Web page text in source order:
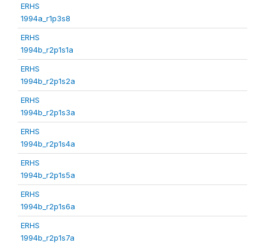
ERHS
1994a_r1p3s8
ERHS
1994b_r2p1s1a
ERHS
1994b_r2p1s2a
ERHS
1994b_r2p1s3a
ERHS
1994b_r2p1s4a
ERHS
1994b_r2p1s5a
ERHS
1994b_r2p1s6a
ERHS
1994b_r2p1s7a